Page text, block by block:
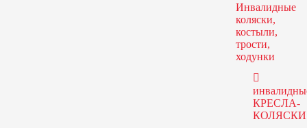
Инвалидные
коляски,
костыли,
трости,
ходунки
КРЕСЛА-
КОЛЯСКИ